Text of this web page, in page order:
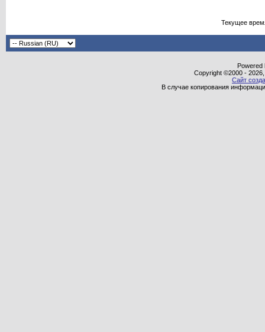
Текущее
Powered
Copyright ©2000 -
Сайт
В случае копирования